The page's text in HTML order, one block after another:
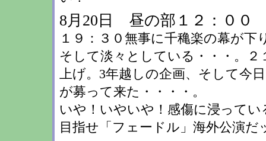
8月20日 昼の部１２：０
１９：３０無事に千穐楽の幕が
そして淡々としている・・・。
上げ。3年越しの企画、そして今
が募って来た・・・・。
いや！いやいや！感傷に浸って
目指せ「フェードル」海外公演だ